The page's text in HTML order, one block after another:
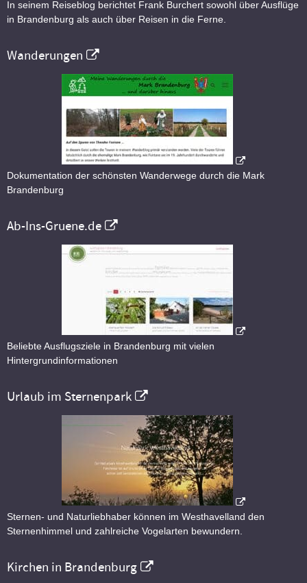
In seinem Reiseblog berichtet Frank Burchert sowohl über Ausflüge
in Brandenburg als auch über Reisen in die Ferne.
Wanderungen
Dokumentation der schönsten Wanderwege durch die Mark
Brandenburg
Ab-Ins-Gruene.de
Beliebte Ausflugsziele in Brandenburg mit vielen
Hintergrundinformationen
Urlaub im Sternenpark
Sternen- und Naturliebhaber können im Westhavelland den
Sternenhimmel und zahlreiche Vogelarten bewundern.
Kirchen in Brandenburg